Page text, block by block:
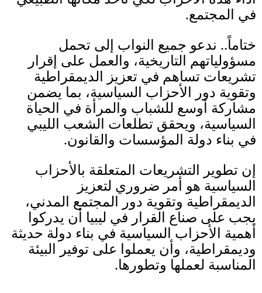
في المجتمع.
ختاماً.. ندعو جميع النواب إلى تحمل
مسؤولياتهم التاريخية، والعمل على إقرار
تشريعات تساهم في تعزيز الديمقراطية
وتقوية دور الأحزاب السياسية، بما يضمن
مشاركة أوسع للشباب والمرأة في الحياة
السياسية، ويحقق تطلعات الشعب الليبي
في بناء دولة المؤسسات والقانون.
إن تطوير التشريعات المتعلقة بالأحزاب
السياسية هو أمر ضروري لتعزيز
الديمقراطية وتقوية دور المجتمع المدني،
يجب على صناع القرار في ليبيا أن يدركوا
أهمية الأحزاب السياسية في بناء دولة حديثة
وديمقراطية، وأن يعملوا على توفير البيئة
المناسبة لعملها وتطورها.